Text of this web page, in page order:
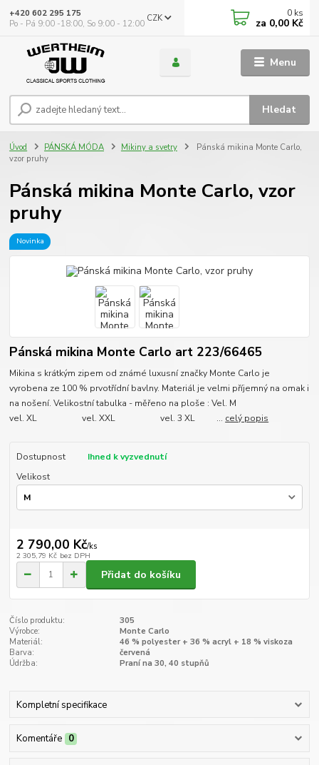
Menu
CZK
Hledat
+420 602 295 175
Po - Pá 9:00 -18:00, So 9:00 - 12:00
0 ks
za 0,00 Kč
Úvod PÁNSKÁ MÓDA Mikiny a svetry
Pánská mikina Monte Carlo,
vzor pruhy
Pánská mikina Monte Carlo, vzor
pruhy
Novinka
Pánská mikina Monte Carlo art 223/66465
Mikina s krátkým zipem od známé luxusní značky Monte Carlo je
vyrobena ze 100 % prvotřídní bavlny. Materiál je velmi příjemný na omak i
na nošení. Velikostní tabulka - měřeno na ploše : Vel. M
vel. XL vel. XXL vel. 3 XL ... celý popis
Dostupnost
Ihned k vyzvednutí
Velikost
2 790,00 Kč/ks
2 305,79 Kč bez DPH
Přidat do košíku
Číslo produktu:
305
Výrobce:
Monte Carlo
Materiál:
46 % polyester + 36 % acryl + 18 % viskoza
Barva:
červená
Údržba:
Praní na 30, 40 stupňů
Kompletní specifikace
Komentáře 0